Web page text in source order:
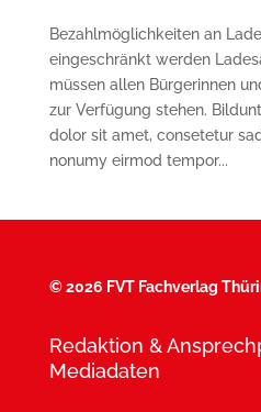
Bezahlmöglichkeiten an
eingeschränkt werden
müssen allen Bürgerinnen
zur Verfügung stehen.
dolor sit amet, consetetur
nonumy eirmod tempor...
©2026 FVT Fachverlag
Redaktion &
Mediadaten